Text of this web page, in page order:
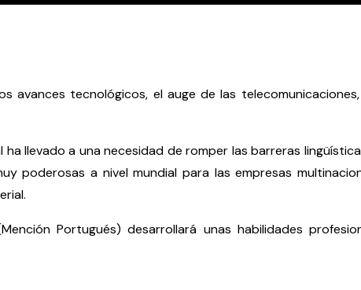
avances tecnológicos, el auge de las
llevado a una necesidad de romper las barreras
poderosas a nivel mundial para las empresas
Portugués) desarrollará unas habilidades